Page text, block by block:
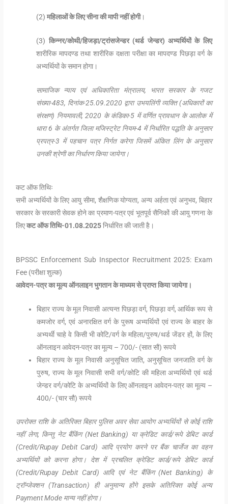
(2)महिलाओं के लिए सीना की मापी नहीं होगी।
(3) किन्नर/कोथी/हिजड़ा/ट्रांसजेन्डर (थर्ड जेन्डर) अभ्यर्थियों के लिए
शारीरिक मापदण्ड तथा शारीरिक दक्षता परीक्षा का मापदण्ड पिछड़ा वर्ग के
अभ्यर्थियों के समान होगा।
सामाजिक न्याय एवं अधिकारिता मंत्रालय, भारत सरकार के गजट
संख्या-483, दिनांक-25.09.2020 द्वारा उभयलिंगी व्यक्ति (अधिकारों का
संरक्षण) नियमावली, 2020 के कंडिका-5 में वर्णित प्रावधान के आलोक में
धारा 6 के अंतर्गत जिला मजिस्ट्रेट नियम-4 में निर्धारित पद्धति के अनुसार
प्रपत्र-3 में पहचान पत्र निर्गत करेगा जिसमें अंकित लिंग के अनुसार
उनकी श्रेणी का निर्धारण किया जायेगा।
कट ऑफ तिथिः
सभी अभ्यर्थियों के लिए आयु सीमा, शैक्षणिक योग्यता, अन्य अर्हता एवं अनुभव, बिहार
सरकार के सरकारी सेवक होने का प्रमाण-पत्र एवं भूतपूर्व सैनिकों की आयु गणना के
लिएकट ऑफ तिथि-01.08.2025निर्धारित की जाती है।
BPSSC Enforcement Sub Inspector Recruitment 2025: Exam
Fee (परीक्षा शुल्क)
आवेदन-पत्र का मूल्य ऑनलाइन भुगतान के माध्यम से प्राप्त किया जायेगा।
बिहार राज्य के मूल निवासी अत्यन्त पिछड़ा वर्ग, पिछड़ा वर्ग, आर्थिक रूप से
कमजोर वर्ग, एवं अनारक्षित वर्ग के पुरूष अभ्यर्थियों एवं राज्य के बाहर के
अभ्यर्थी चाहे वे किसी भी कोटि/वर्ग के महिला/पुरुष/थर्ड जेंडर हों, के लिए
ऑनलाइन आवेदन-पत्र का मूल्य – 700/- (सात सौ) रूपये
बिहार राज्य के मूल निवासी अनुसूचित जाति, अनुसूचित जनजाति वर्ग के
पुरुष, राज्य के मूल निवासी सभी वर्ग/कोटि की महिला अभ्यर्थियों एवं थर्ड
जेन्डर वर्ग/कोटि के अभ्यर्थियों के लिए ऑनलाइन आवेदन-पत्र का मूल्य –
400/- (चार सौ) रूपये
उपरोक्त राशि के अतिरिक्त बिहार पुलिस अवर सेवा आयोग अभ्यर्थियों से कोई राशि
नहीं लेगा, किन्तु नेट बैंकिंग (Net Banking) या क्रेडिट कार्ड/रूपे डेबिट कार्ड
(Credit/Rupay Debit Card) आदि प्रयोग करने पर बैंक चार्जेज का वहन
अभ्यर्थियों को करना होगा। देश में प्रचलित क्रेडिट कार्ड/रूपे डेबिट कार्ड
(Credit/Rupay Debit Card) आदि एवं नेट बैंकिंग (Net Banking) के
ट्रॉन्जेक्शन (Transaction) ही अनुमान्य होंगे इसके अतिरिक्त कोई अन्य
Payment Mode मान्य नहीं होगा।